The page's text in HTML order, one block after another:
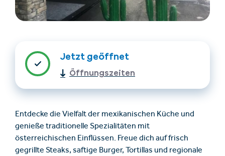
Jetzt geöffnet
Öffnungszeiten
Entdecke die Vielfalt der mexikanischen Küche und
genieße traditionelle Spezialitäten mit
österreichischen Einflüssen. Freue dich auf frisch
gegrillte Steaks, saftige Burger, Tortillas und regionale